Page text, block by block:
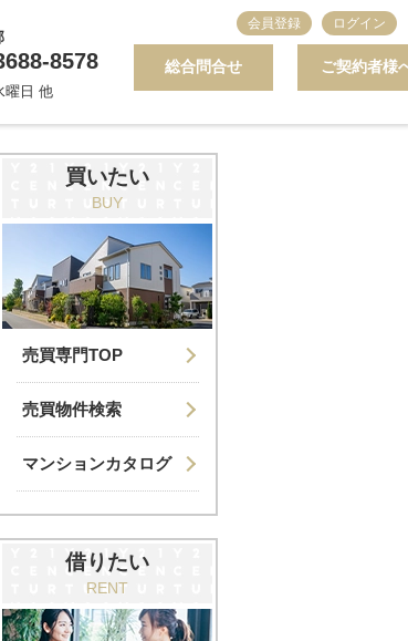
8578
曜日 他
総合問合せ ご契約者様
会員登録 ログイン
買いたい
BUY
売買専門TOP
売買物件検索
マンションカタログ
借りたい
RENT